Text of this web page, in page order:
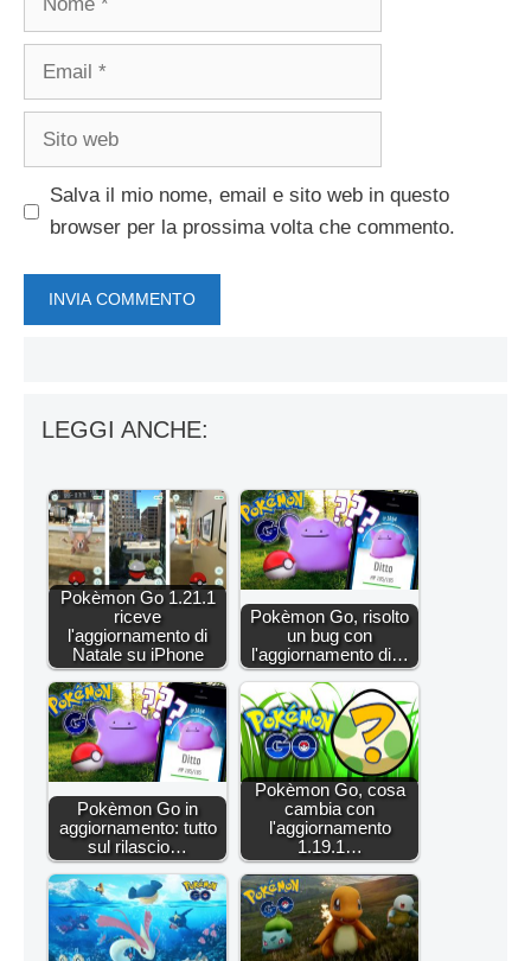
Email
Sito
Salva il mio nome, email e sito web in questo
browser per la prossima volta che commento.
LEGGI ANCHE:
Pokèmon Go 1.21.1
riceve
l'aggiornamento di
Natale su iPhone
Pokèmon Go, risolto
un bug con
l'aggiornamento di…
Pokèmon Go in
aggiornamento: tutto
sul rilascio…
Pokèmon Go, cosa
cambia con
l'aggiornamento
1.19.1…